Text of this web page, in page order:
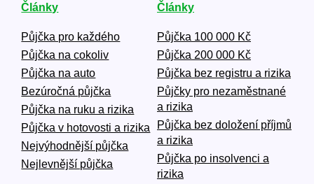
Články
Půjčka pro každého
Půjčka na cokoliv
Půjčka na auto
Bezúročná půjčka
Půjčka na ruku a rizika
Půjčka v hotovosti a rizika
Nejvýhodnější půjčka
Nejlevnější půjčka
Články
Půjčka 100 000 Kč
Půjčka 200 000 Kč
Půjčka bez registru a rizika
Půjčky pro nezaměstnané
a rizika
Půjčka bez doložení příjmů
a rizika
Půjčka po insolvenci a
rizika